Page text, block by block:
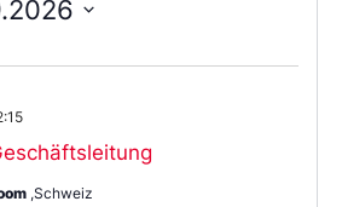
,Schweiz